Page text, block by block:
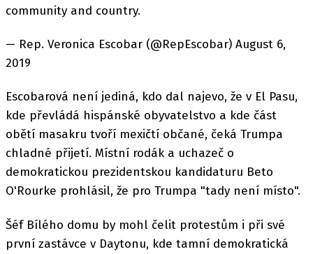
community and country.
— Rep. Veronica Escobar (@RepEscobar) August 6,
2019
Escobarová není jediná, kdo dal najevo, že v El Pasu,
kde převládá hispánské obyvatelstvo a kde část
obětí masakru tvoří mexičtí občané, čeká Trumpa
chladné přijetí. Místní rodák a uchazeč o
demokratickou prezidentskou kandidaturu Beto
O'Rourke prohlásil, že pro Trumpa "tady není místo".
Šéf Bílého domu by mohl čelit protestům i při své
první zastávce v Daytonu, kde tamní demokratická